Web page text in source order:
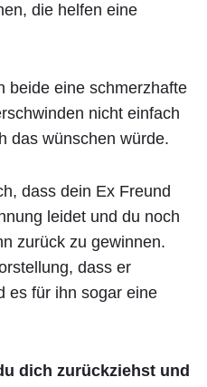
die helfen eine
beide eine schmerzhafte
nicht einfach
das wünschen würde.
dass dein Ex Freund
leidet und du noch
zurück zu gewinnen.
dass er
es für ihn sogar eine
dich zurückziehst und